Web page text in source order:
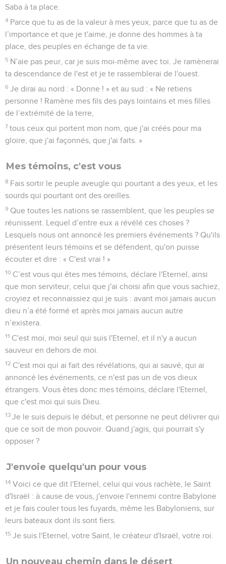
Saba à ta place.
4 Parce que tu as de la valeur à mes yeux, parce que tu as de
l’importance et que je t'aime, je donne des hommes à ta
place, des peuples en échange de ta vie.
5 N’aie pas peur, car je suis moi-même avec toi. Je ramènerai
ta descendance de l'est et je te rassemblerai de l'ouest.
6 Je dirai au nord : « Donne ! » et au sud : « Ne retiens
personne ! Ramène mes fils des pays lointains et mes filles
de l’extrémité de la terre,
7 tous ceux qui portent mon nom, que j'ai créés pour ma
gloire, que j'ai façonnés, que j'ai faits. »
Mes témoins, c'est vous
8 Fais sortir le peuple aveugle qui pourtant a des yeux, et les
sourds qui pourtant ont des oreilles.
9 Que toutes les nations se rassemblent, que les peuples se
réunissent. Lequel d’entre eux a révélé ces choses ?
Lesquels nous ont annoncé les premiers événements ? Qu'ils
présentent leurs témoins et se défendent, qu'on puisse
écouter et dire : « C'est vrai ! »
10 C’est vous qui êtes mes témoins, déclare l'Eternel, ainsi
que mon serviteur, celui que j'ai choisi afin que vous sachiez,
croyiez et reconnaissiez qui je suis : avant moi jamais aucun
dieu n’a été formé et après moi jamais aucun autre
n’existera.
11 C'est moi, moi seul qui suis l'Eternel, et il n'y a aucun
sauveur en dehors de moi.
12 C'est moi qui ai fait des révélations, qui ai sauvé, qui ai
annoncé les événements, ce n'est pas un de vos dieux
étrangers. Vous êtes donc mes témoins, déclare l'Eternel,
que c'est moi qui suis Dieu.
13 Je le suis depuis le début, et personne ne peut délivrer qui
que ce soit de mon pouvoir. Quand j'agis, qui pourrait s'y
opposer ?
J'envoie quelqu'un pour vous
14 Voici ce que dit l'Eternel, celui qui vous rachète, le Saint
d'Israël : à cause de vous, j'envoie l'ennemi contre Babylone
et je fais couler tous les fuyards, même les Babyloniens, sur
leurs bateaux dont ils sont fiers.
15 Je suis l'Eternel, votre Saint, le créateur d'Israël, votre roi.
Un nouveau chemin dans le désert